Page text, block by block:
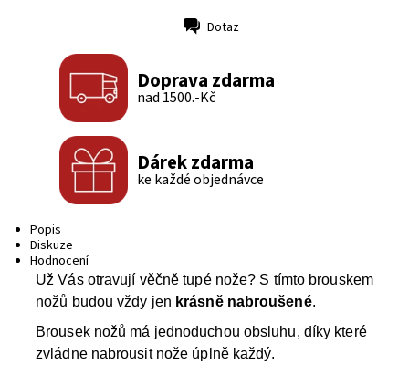
Dotaz
Doprava zdarma
nad 1500.-Kč
Dárek zdarma
ke každé objednávce
Popis
Diskuze
Hodnocení
Už Vás otravují věčně tupé nože? S tímto brouskem
nožů budou vždy jen krásně nabroušené.
Brousek nožů má jednoduchou obsluhu, díky které
zvládne nabrousit nože úplně každý.